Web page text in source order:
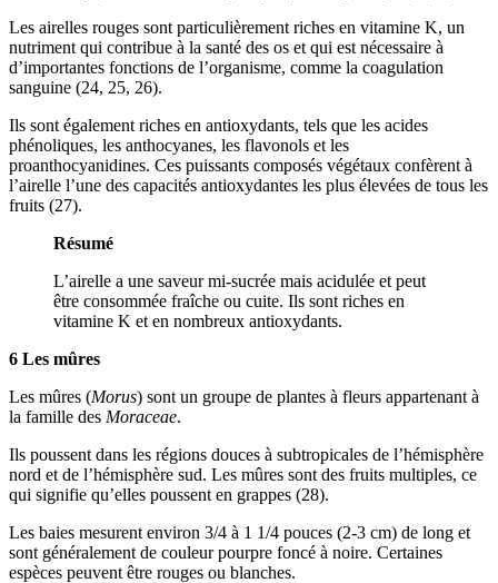
Les airelles rouges sont particulièrement riches en vitamine K, un
nutriment qui contribue à la santé des os et qui est nécessaire à
d’importantes fonctions de l’organisme, comme la coagulation
sanguine (24, 25, 26).
Ils sont également riches en antioxydants, tels que les acides
phénoliques, les anthocyanes, les flavonols et les
proanthocyanidines. Ces puissants composés végétaux confèrent à
l’airelle l’une des capacités antioxydantes les plus élevées de tous les
fruits (27).
Résumé
L’airelle a une saveur mi-sucrée mais acidulée et peut
être consommée fraîche ou cuite. Ils sont riches en
vitamine K et en nombreux antioxydants.
6 Les mûres
Les mûres (Morus) sont un groupe de plantes à fleurs appartenant à
la famille des Moraceae.
Ils poussent dans les régions douces à subtropicales de l’hémisphère
nord et de l’hémisphère sud. Les mûres sont des fruits multiples, ce
qui signifie qu’elles poussent en grappes (28).
Les baies mesurent environ 3/4 à 1 1/4 pouces (2-3 cm) de long et
sont généralement de couleur pourpre foncé à noire. Certaines
espèces peuvent être rouges ou blanches.